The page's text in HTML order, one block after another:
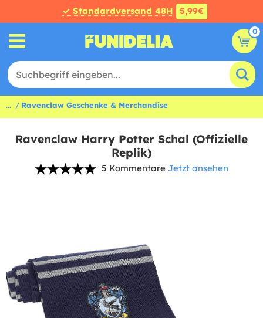
✓ Standardversand 48H 5,99€
0
... Ravenclaw Geschenke & Merchandise
Ravenclaw Harry Potter Schal (Offizielle
Replik)
5 Kommentare Jetzt ansehen